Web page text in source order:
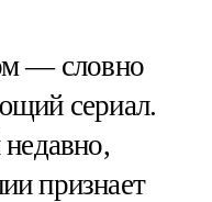
— словно
сериал.
признает